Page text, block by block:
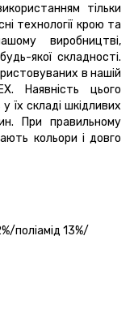
тільки
технології крою та
виробництві,
якої складності.
в нашій
Наявність цього
їх складі шкідливих
При правильному
кольори і довго
поліамід 13%/